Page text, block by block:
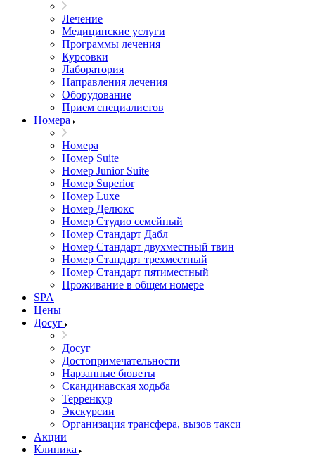
Лечение
Медицинские услуги
Программы лечения
Курсовки
Лаборатория
Направления лечения
Оборудование
Прием специалистов
Номера
Номера
Номер Suite
Номер Junior Suite
Номер Superior
Номер Luxe
Номер Делюкс
Номер Студио семейный
Номер Стандарт Дабл
Номер Стандарт двухместный твин
Номер Стандарт трехместный
Номер Стандарт пятиместный
Проживание в общем номере
SPA
Цены
Досуг
Досуг
Достопримечательности
Нарзанные бюветы
Скандинавская ходьба
Терренкур
Экскурсии
Организация трансфера, вызов такси
Акции
Клиника